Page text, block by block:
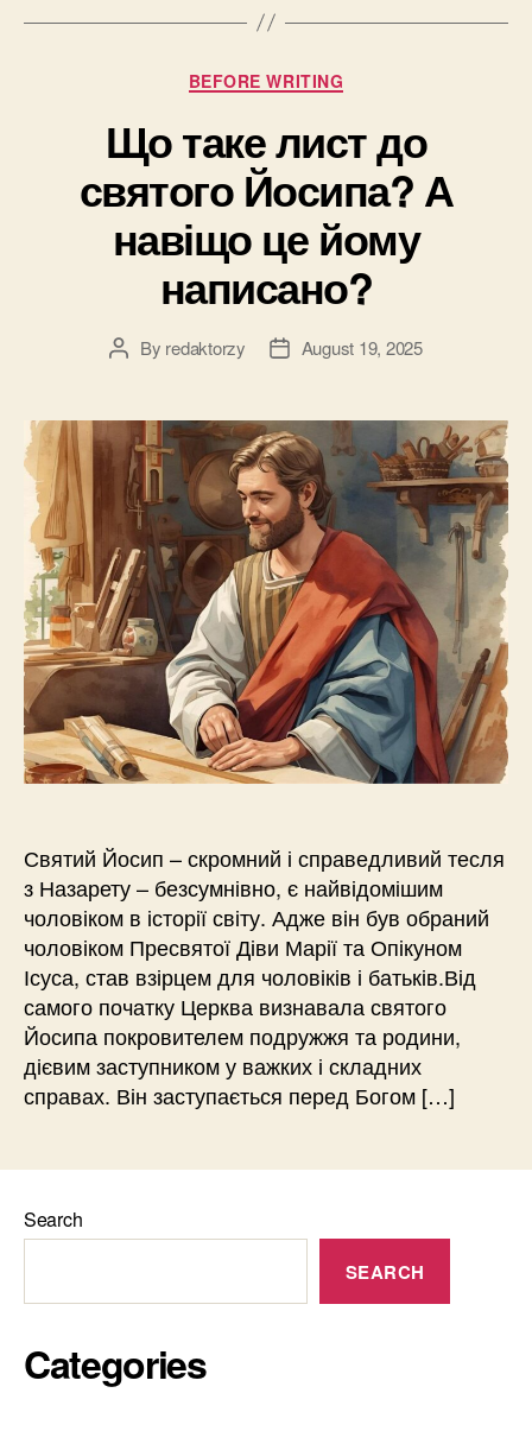
Categories
BEFORE WRITING
Що таке лист до
святого Йосипа? А
навіщо це йому
написано?
PostBy redaktorzy
PostAugust 19, 2025
Святий Йосип – скромний і справедливий тесля
з Назарету – безсумнівно, є найвідомішим
чоловіком в історії світу. Адже він був обраний
чоловіком Пресвятої Діви Марії та Опікуном
Ісуса, став взірцем для чоловіків і батьків.Від
самого початку Церква визнавала святого
Йосипа покровителем подружжя та родини,
дієвим заступником у важких і складних
справах. Він заступається перед Богом […]
Search
SEARCH
Categories